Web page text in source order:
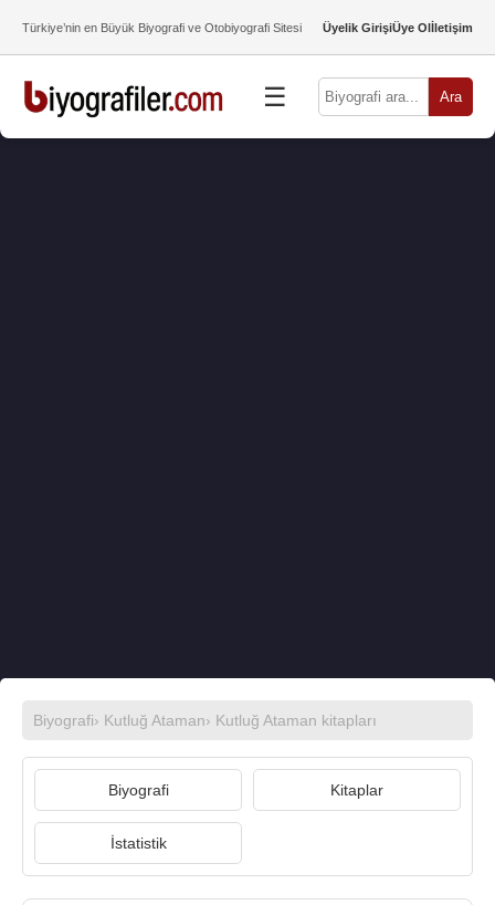
Türkiye’nin en Büyük Biyografi ve Otobiyografi Sitesi Üyelik GirişiÜye Olİletişim
☰ Ara
Biyografi› Kutluğ Ataman› Kutluğ Ataman kitapları
Biyografi Kitaplar
İstatistik